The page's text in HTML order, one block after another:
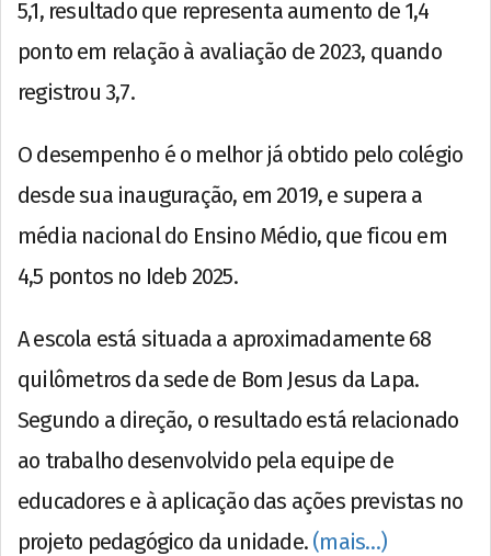
5,1, resultado que representa aumento de 1,4
ponto em relação à avaliação de 2023, quando
registrou 3,7.
O desempenho é o melhor já obtido pelo colégio
desde sua inauguração, em 2019, e supera a
média nacional do Ensino Médio, que ficou em
4,5 pontos no Ideb 2025.
A escola está situada a aproximadamente 68
quilômetros da sede de Bom Jesus da Lapa.
Segundo a direção, o resultado está relacionado
ao trabalho desenvolvido pela equipe de
educadores e à aplicação das ações previstas no
projeto pedagógico da unidade. (mais…)